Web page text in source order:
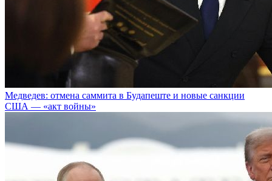
Медведев: отмена саммита в Будапеште и новые санкции
США — «акт войны»